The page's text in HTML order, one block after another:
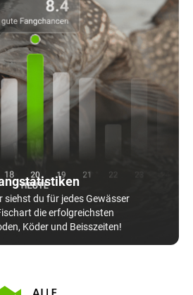
siehst du für jedes Gewässer
die erfolgreichsten
Köder und Beisszeiten!